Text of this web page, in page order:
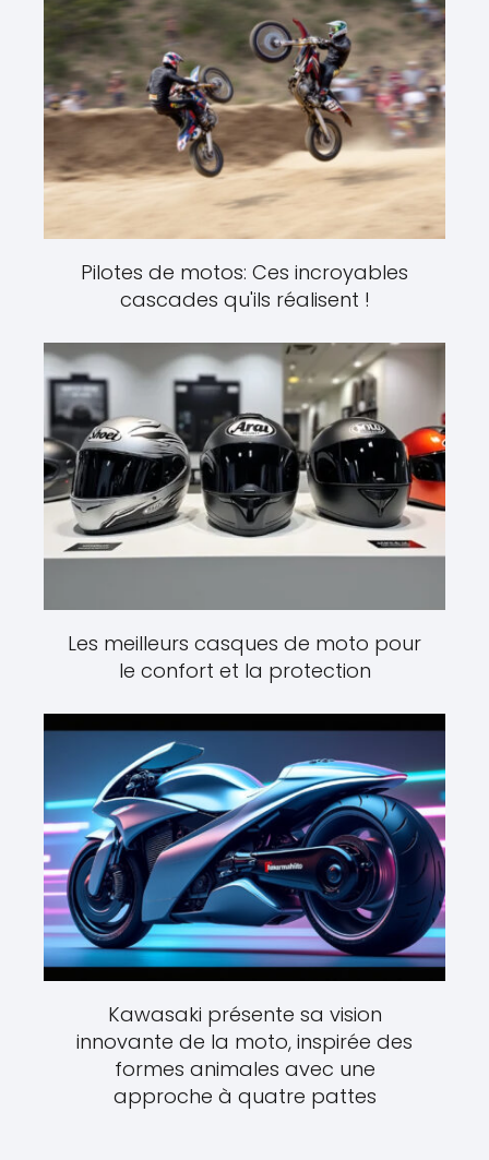
Pilotes de motos: Ces incroyables
cascades qu'ils réalisent !
Les meilleurs casques de moto pour
le confort et la protection
Kawasaki présente sa vision
innovante de la moto, inspirée des
formes animales avec une
approche à quatre pattes